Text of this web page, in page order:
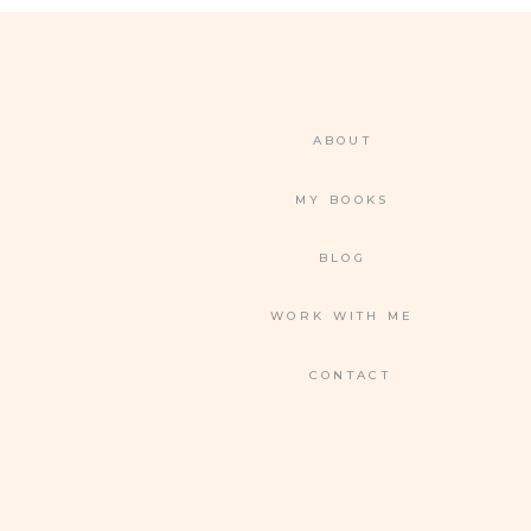
ABOUT
MY BOOKS
BLOG
WORK WITH ME
CONTACT